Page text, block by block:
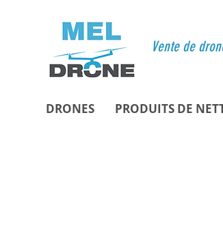
Vente de
DRONES PRODUITS DE